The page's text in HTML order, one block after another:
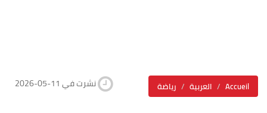
رياضة العربية Accueil 2026-05-11 نشرت في